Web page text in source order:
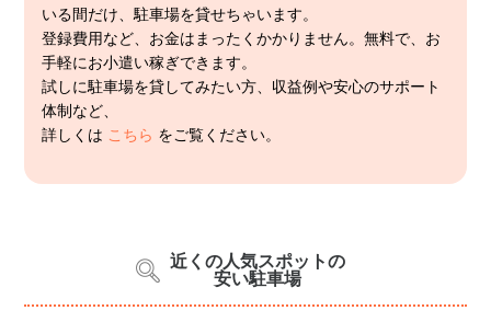
いる間だけ、駐車場を貸せちゃいます。
登録費用など、お金はまったくかかりません。無料で、お
手軽にお小遣い稼ぎできます。
試しに駐車場を貸してみたい方、収益例や安心のサポート
体制など、
詳しくは こちら をご覧ください。
近くの人気スポットの
安い駐車場